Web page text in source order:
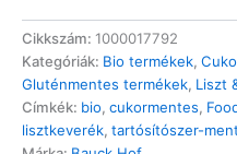
Cikkszám: 1000017792
Kategóriák: Bio termékek,
Gluténmentes termékek, Liszt
Címkék: bio, cukormentes,
lisztkeverék, tartósítószer-